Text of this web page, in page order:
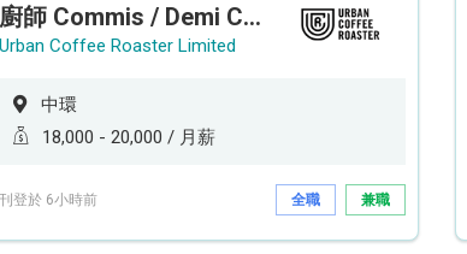
廚師 Commis / Demi Chef (全職/ 兼職) (工作地點:中環)
Urban Coffee Roaster Limited
中環
18,000 - 20,000 / 月薪
刊登於 6小時前 全職 兼職